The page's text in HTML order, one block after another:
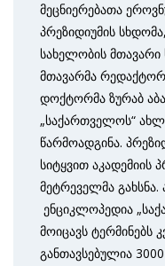
მეცნიერებათა
პრეზიდიუმის
სახელობის მთავარი
მთავარმა
დოქტორმა ზურაბ
„საქართველოს“
წარმოადგინა.
სიტყვით აკადემიის
მეტრეველმა გახსნა.
ენციკლოპედია
მოიცავს ტერმინებს
განთავსებულია